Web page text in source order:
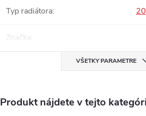
Typ radiátora:
Značka:
VŠETKY PARAMETRE
Produkt nájdete v tejto